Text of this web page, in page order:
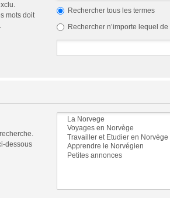
mots doit
Rechercher tous les termes
Rechercher n’importe lequel
dessous